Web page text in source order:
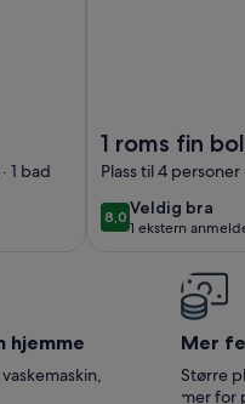
1 bad
1 roms fin
Jälluntofta
Plass til 4 personer
8,08,0 av 10
Veldig bra
veldig
bra
1 ekstern
hjemme Mer
Større
mer for